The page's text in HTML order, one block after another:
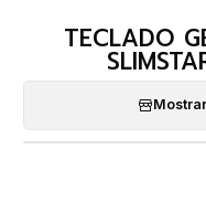
TECLADO